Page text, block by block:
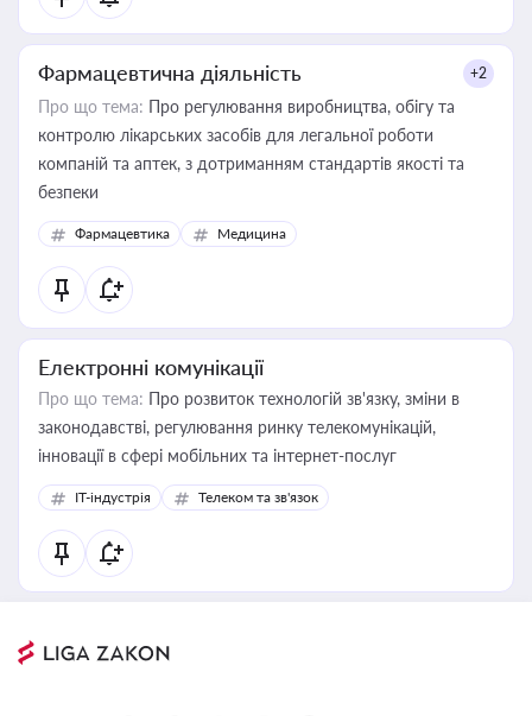
Фармацевтична діяльність +2
Про що тема: Про регулювання виробництва, обігу та
контролю лікарських засобів для легальної роботи
компаній та аптек, з дотриманням стандартів якості та
безпеки
Фармацевтика Медицина
Електронні комунікації
Про що тема: Про розвиток технологій зв'язку, зміни в
законодавстві, регулювання ринку телекомунікацій,
інновації в сфері мобільних та інтернет-послуг
IT-індустрія Телеком та зв'язок